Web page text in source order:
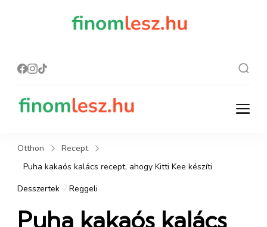
finomlesz.hu
Recept, ami finom lesz.
Otthon
Recept
Puha kakaós kalács recept, ahogy Kitti Kee készíti
Desszertek
Reggeli
Puha kakaós kalács